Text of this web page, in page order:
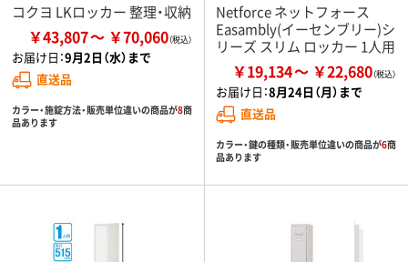
コクヨ LKロッカー 整理・収納
￥43,807 ￥70,060
お届け日：9月2日（水）まで
直送品
カラー・施錠方法・販売単位違いの商品が8商
品あります
Netforce ネットフォース
Easambly(イーセンブリー)シ
リーズ スリム ロッカー 1人用
￥19,134 ￥22,680
お届け日：8月24日（月）まで
直送品
カラー・鍵の種類・販売単位違いの商品が6商
品あります